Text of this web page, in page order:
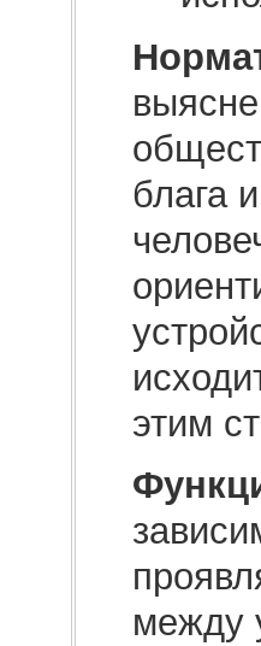
блага
этим
между